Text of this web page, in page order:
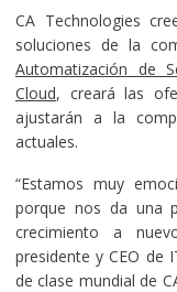
CA Technologies
soluciones de la
Automatización de
Cloud, creará las
ajustarán a la
actuales.
“Estamos muy
porque nos da una
crecimiento a
presidente y CEO de
de clase mundial de